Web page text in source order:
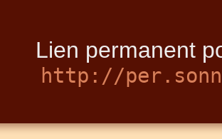
Lien permanent
http://